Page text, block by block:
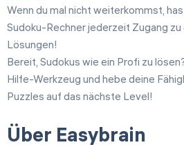
Wenn du mal nicht weiterkommst,
Sudoku-Rechner jederzeit Zugang
Lösungen!
Bereit, Sudokus wie ein Profi zu
Hilfe-Werkzeug und hebe deine
Puzzles auf das nächste Level!
Über Easybrain